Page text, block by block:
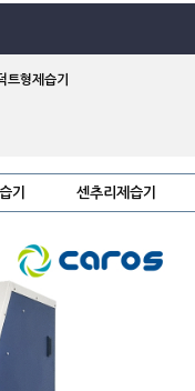
트형제습기
기 센추리제습기